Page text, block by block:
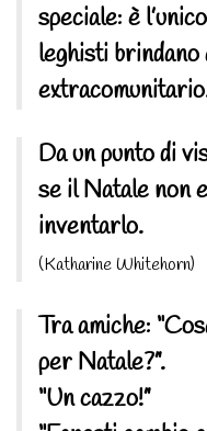
speciale: è
leghisti brindano
Da un punto di
se il Natale non
inventarlo.
(Katharine Whitehorn)
Tra amiche:
per Natale?”.
“Un cazzo!”